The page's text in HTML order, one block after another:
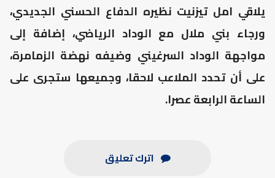
يلاقي امل تيزنيت نظيره الدفاع الحسني الجديدي،
ورجاء بني ملال مع الوداد الرياضي، إضافة إلى
مواجهة الوداد السرغيني وضيفه نهضة الزمامرة،
على أن تحدد الملاعب لاحقا، وجميعها ستجرى على
الساعة الرابعة عصرا.
اترك تعليق